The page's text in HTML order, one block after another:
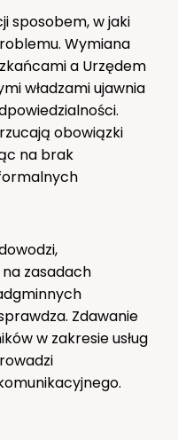
sposobem, w jaki
Wymiana
a Urzędem
władzami ujawnia
obowiązki
na brak
zasadach
Zdawanie
w zakresie usług